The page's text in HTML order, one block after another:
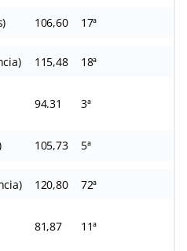
106,60 17ª
115,48 18ª
94.31 3ª
105,73 5ª
120,80 72ª
81,87 11ª